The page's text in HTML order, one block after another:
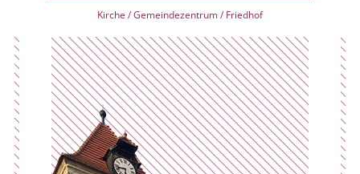
Kirche / Gemeindezentrum / Friedhof